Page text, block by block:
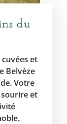
du
et
Belvèze
Votre
et